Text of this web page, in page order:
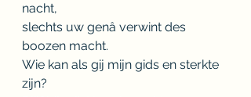
nacht,
slechts uw genâ verwint des
boozen macht.
Wie kan als gij mijn gids en sterkte
zijn?